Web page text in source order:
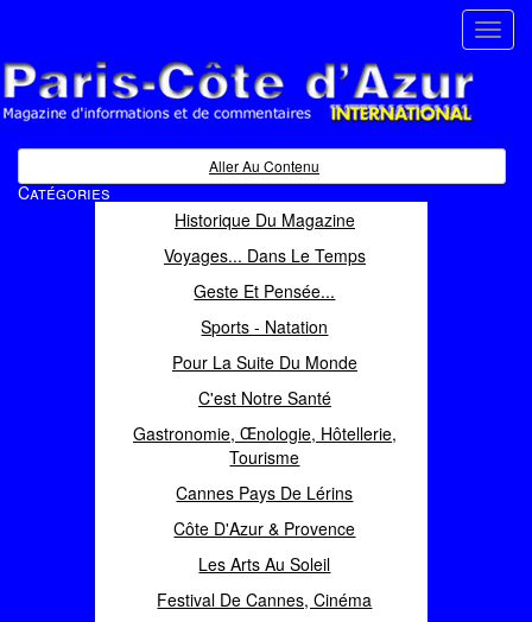
Magazine d'informations et de commentaires
Aller Au Contenu
Catégories
Historique Du Magazine
Voyages... Dans Le Temps
Geste Et Pensée...
Sports - Natation
Pour La Suite Du Monde
C'est Notre Santé
Gastronomie, Œnologie, Hôtellerie,
Tourisme
Cannes Pays De Lérins
Côte D'Azur & Provence
Les Arts Au Soleil
Festival De Cannes, Cinéma